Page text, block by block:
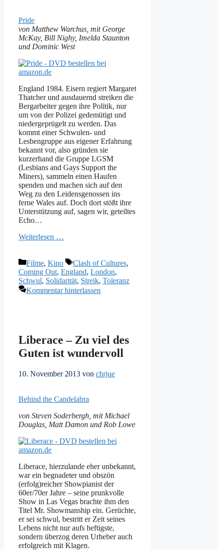
Pride
von Matthew Warchus, mit George
McKay, Bill Nighy, Imelda Staunton
und Dominic West
England 1984. Eisern regiert Margaret
Thatcher und ausdauernd streiken die
Bergarbeiter gegen ihre Politik, nur
um von der Polizei gedemütigt und
niedergeprügelt zu werden. Das
kommt einer Schwulen- und
Lesbengruppe aus eigener Erfahrung
bekannt vor, also gründen sie
kurzerhand die Gruppe LGSM
(Lesbians and Gays Support the
Miners), sammeln einen Haufen
spenden und machen sich auf den
Weg zu den Leidensgenossen ins
ferne Wales auf. Doch dort stößt ihre
Unterstützung auf, sagen wir, geteiltes
Echo…
Weiterlesen …
Kategorien
Filme, Kino Schlagwörter
Clash of Cultures,
Coming Out, England, London,
Schwul, Solidarität, Streik, Toleranz
Kommentar hinterlassen
Liberace – Zu viel des
Guten ist wundervoll
10. November 2013 von chrjue
Behind the Candelabra
von Steven Soderbergh, mit Michael
Douglas, Matt Damon und Rob Lowe
Liberace, hierzulande eher unbekannt,
war ein begnadeter und obszön
(erfolg)reicher Showpianist der
60er/70er Jahre – seine prunkvolle
Show in Las Vegas brachte ihm den
Titel Mr. Showmanship ein. Gerüchte,
er sei schwul, bestritt er Zeit seines
Lebens nicht nur aufs heftigste,
sondern überzog deren Urheber auch
erfolgreich mit Klagen.